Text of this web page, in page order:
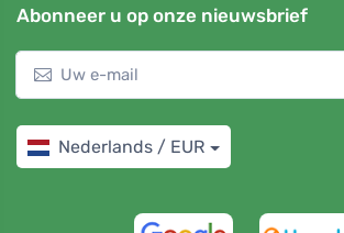
Abonneer u op onze nieuwsbrief
Nederlands / EUR